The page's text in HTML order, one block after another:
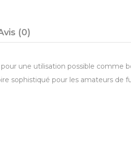
(0)
une utilisation possible comme
sophistiqué pour les amateurs de